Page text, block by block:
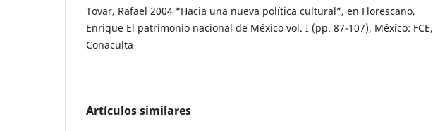
Tovar, Rafael 2004 “Hacia una nueva política cultural”, en Florescano,
Enrique El patrimonio nacional de México vol. I (pp. 87-107), México: FCE,
Conaculta
Artículos similares